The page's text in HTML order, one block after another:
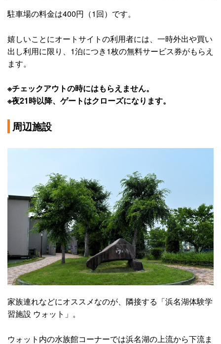
駐車場の料金は400円（1回）です。
嬉しいことにオートサイトの利用者には、一時外出や買い
出し利用に限り、1泊につき1枚の無料サービス券がもらえ
ます。
※チェックアウトの時にはもらえません。
※夜21時以降、ゲートはクローズになります。
周辺施設
家族連れなどにオススメなのが、隣接する「浜名湖体験学
習施設 ウォット」。
ウォット内の水族館コーナーでは浜名湖の上流から下流ま